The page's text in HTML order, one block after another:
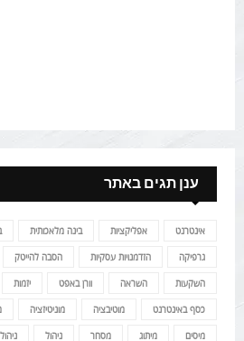
ענן תגים באתר
אינטרנט אפליקציות בינה מלאכותית
גרפיקה הזדמנויות עסקיות הסבה להייטק
השקעות השראה וורן באפט יזמות
כסף באינטרנט מוטיבציה מוניטיזציה
מיסים מיתוג מסחר ניהול